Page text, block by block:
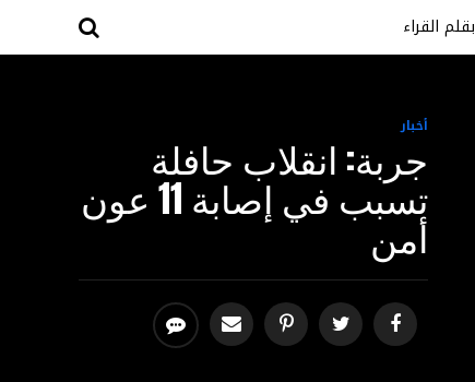
بقلم القراء
أخبار
جربة: انقلاب حافلة
تسبب في إصابة 11 عون
أمن